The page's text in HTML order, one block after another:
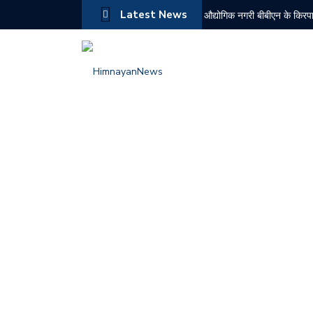
Latest News औद्योगिक नगरी बीबीएन के